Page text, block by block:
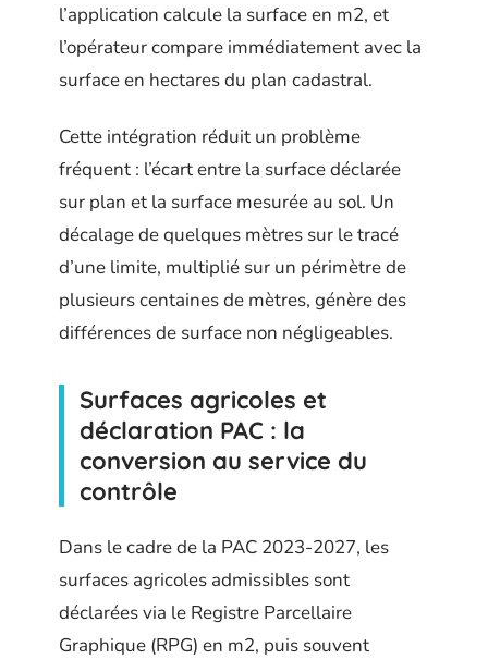
l’application calcule la surface en m2, et
l’opérateur compare immédiatement avec la
surface en hectares du plan cadastral.
Cette intégration réduit un problème
fréquent : l’écart entre la surface déclarée
sur plan et la surface mesurée au sol. Un
décalage de quelques mètres sur le tracé
d’une limite, multiplié sur un périmètre de
plusieurs centaines de mètres, génère des
différences de surface non négligeables.
Surfaces agricoles et
déclaration PAC : la
conversion au service du
contrôle
Dans le cadre de la PAC 2023-2027, les
surfaces agricoles admissibles sont
déclarées via le Registre Parcellaire
Graphique (RPG) en m2, puis souvent